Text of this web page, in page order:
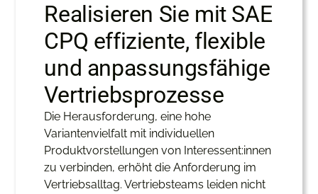
Realisieren Sie mit SAE
CPQ effiziente, flexible
und anpassungsfähige
Vertriebsprozesse
Die Herausforderung, eine hohe
Variantenvielfalt mit individuellen
Produktvorstellungen von Interessent:innen
zu verbinden, erhöht die Anforderung im
Vertriebsalltag. Vertriebsteams leiden nicht